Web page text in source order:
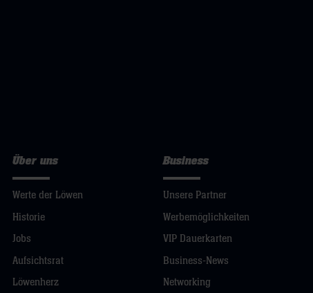
Über uns
Werte der Löwen
Historie
Jobs
Aufsichtsrat
Löwenherz
Business
Unsere Partner
Werbemöglichkeiten
VIP Dauerkarten
Business-News
Networking